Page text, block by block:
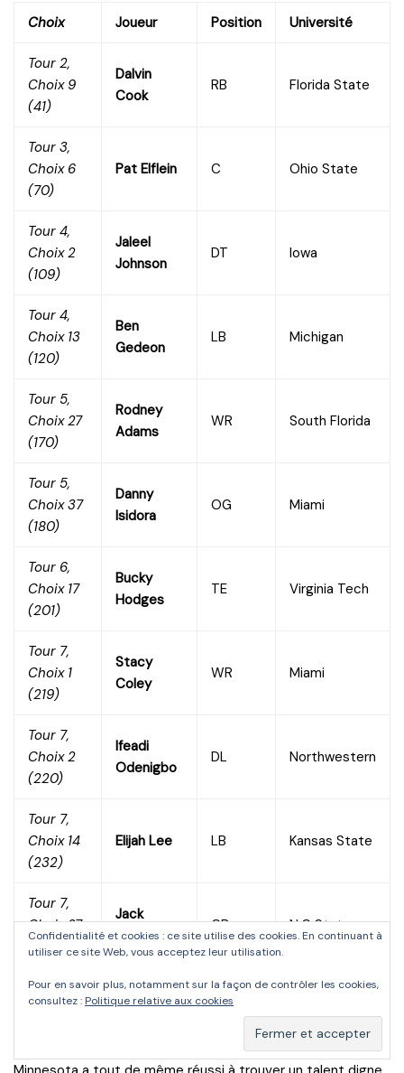
Choix Joueur Position Université
Tour 2,
Choix 9
(41)
Dalvin
Cook
RB Florida State
Tour 3,
Choix 6
(70)
Pat Elflein C Ohio State
Tour 4,
Choix 2
(109)
Jaleel
Johnson
DT Iowa
Tour 4,
Choix 13
(120)
Ben
Gedeon
LB Michigan
Tour 5,
Choix 27
(170)
Rodney
Adams
WR South Florida
Tour 5,
Choix 37
(180)
Danny
Isidora
OG Miami
Tour 6,
Choix 17
(201)
Bucky
Hodges
TE Virginia Tech
Tour 7,
Choix 1
(219)
Stacy
Coley
WR Miami
Tour 7,
Choix 2
(220)
Ifeadi
Odenigbo
DL Northwestern
Tour 7,
Choix 14
(232)
Elijah Lee LB Kansas State
Tour 7,
Choix 27
(245)
Jack
Tocho
CB N.C State
Les Vikings non plus n’avaient pas de choix au 1 er
puisqu’ils l’ont donné au Eagles lors du « trade » pour Sam
Bradford au début de la saison 2016. Mais la franchise du
Confidentialité et cookies : ce site utilise des cookies. En continuant à
utiliser ce site Web, vous acceptez leur utilisation.
Pour en savoir plus, notamment sur la façon de contrôler les cookies,
consultez : Politique relative aux cookies